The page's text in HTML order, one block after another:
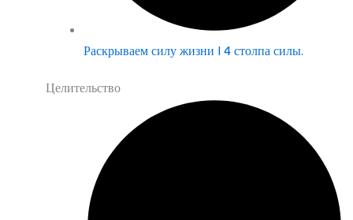
Раскрываем силу жизни | 4 столпа силы.
Целительство